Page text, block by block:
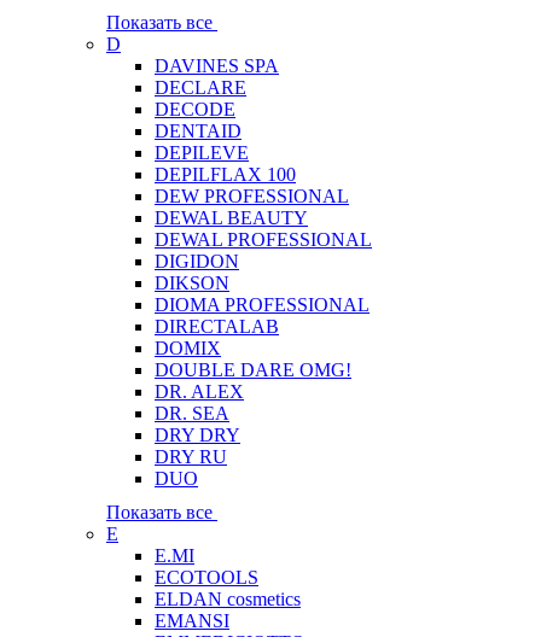
Показать все
D
DAVINES SPA
DECLARE
DECODE
DENTAID
DEPILEVE
DEPILFLAX 100
DEW PROFESSIONAL
DEWAL BEAUTY
DEWAL PROFESSIONAL
DIGIDON
DIKSON
DIOMA PROFESSIONAL
DIRECTALAB
DOMIX
DOUBLE DARE OMG!
DR. ALEX
DR. SEA
DRY DRY
DRY RU
DUO
Показать все
E
E.MI
ECOTOOLS
ELDAN cosmetics
EMANSI